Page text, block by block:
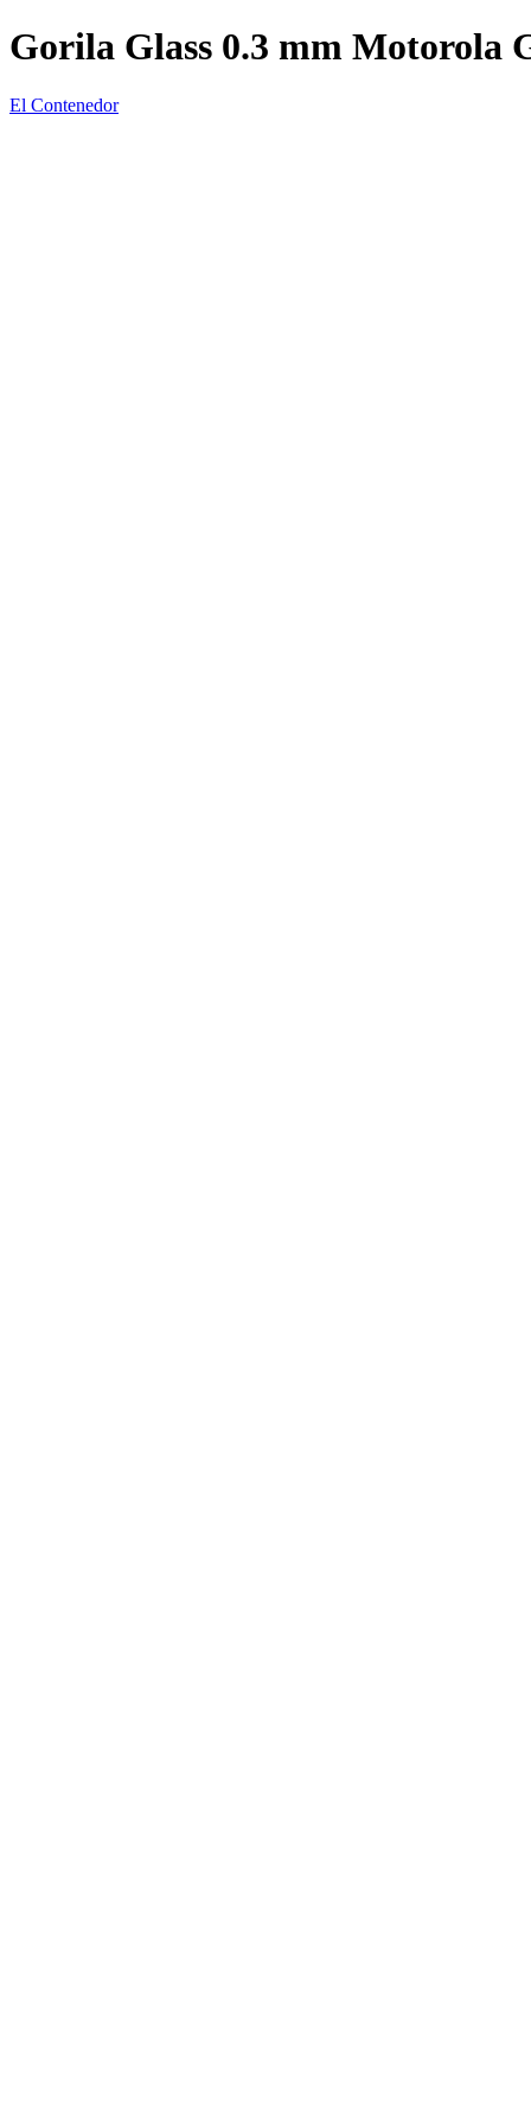
Gorila Glass 0.3 mm Motorola
El Contenedor